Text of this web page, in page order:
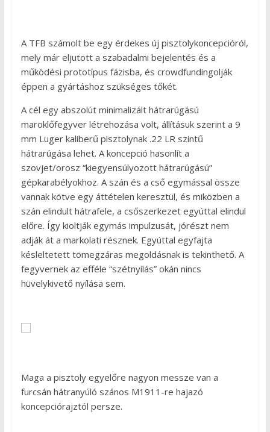
A TFB számolt be egy érdekes új pisztolykoncepcióról,
mely már eljutott a szabadalmi bejelentés és a
működési prototípus fázisba, és crowdfundingolják
éppen a gyártáshoz szükséges tőkét.
A cél egy abszolút minimalizált hátrarúgású
maroklőfegyver létrehozása volt, állításuk szerint a 9
mm Luger kaliberű pisztolynak .22 LR szintű
hátrarúgása lehet. A koncepció hasonlít a
szovjet/orosz “kiegyensúlyozott hátrarúgású”
gépkarabélyokhoz. A szán és a cső egymással össze
vannak kötve egy áttételen keresztül, és miközben a
szán elindult hátrafele, a csőszerkezet egyúttal elindul
előre. Így kioltják egymás impulzusát, jórészt nem
adják át a markolati résznek. Egyúttal egyfajta
késleltetett tömegzáras megoldásnak is tekinthető. A
fegyvernek az efféle “szétnyílás” okán nincs
hüvelykivető nyílása sem.
Maga a pisztoly egyelőre nagyon messze van a
furcsán hátranyúló szános M1911-re hajazó
koncepciórajztól persze.